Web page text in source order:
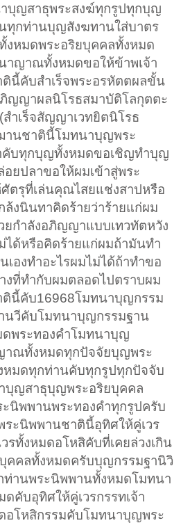
บุญสาธุพระสงฆ์ทุกรูปทุกบุญ
ทุกท่านบุญสังฆทานใส่บาตร
งหมดพระอริยบุคคลทั้งหมด
าญาณทั้งหมดขอให้ข้าพเจ้า
นี้คับสำเร็จพระอรหัตตผลขั้น
ญญาผลนิโรธสมาบัติโลกุตตะ
ำเร็จสัญญาเวทยิตนิโรธ
านชาตินี้โมทนาบุญพระ
คับทุกบุญทั้งหมดขอเชิญทำบุญ
ยปลาขอให้ผมเข้าสู่พระ
ตรุที่เล่นคุณไสยแช่งสาปหรือ
งนินทาคิดร้ายว่าร้ายแก่ผม
กำลังอภิญญาแบบเทวทัตหวัง
ได้หรือคิดร้ายแก่ผมถ้ามันทำ
องทำอะไรผมไม่ได้ถ้าทำขอ
ที่ทำกับผมตลอดไปตราบผม
ตินี้คับ16968โมทนาบุญกรรม
นวีคับโมทนาบุญกรรมฐาน
พระทองคำโมทนาบุญ
าณทั้งหมดทุกปัจจัยบุญพระ
หมดทุกท่านคับทุกรูปทุกปัจจับ
บุญสาธุบุญพระอริยบุคคล
นิพพานพระทองคำทุกรูปครับ
ระนิพพานชาตินี้อุทิศให้คู่เวร
รทั้งหมดอโหสิคับที่เคยล่วงเกิน
คคลทั้งหมดครับบุญกรรมฐานิวิ
านพระนิพพานทั้งหมดโมทนา
คับอุทิศให้คู่เวรกรรทเจ้า
อโหสิกรรมคับโมทนาบุญพระ